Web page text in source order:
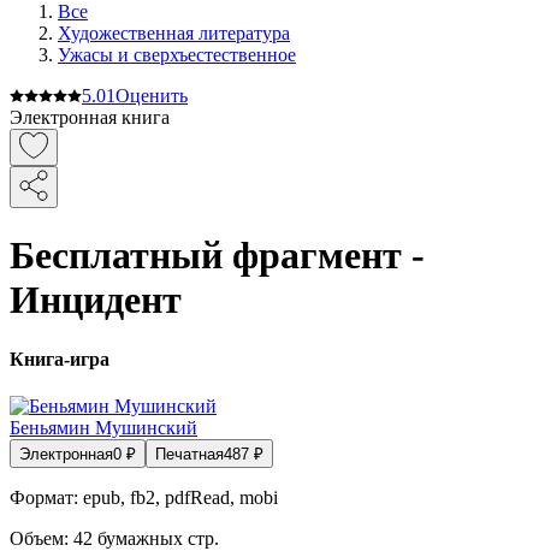
Все
Художественная литература
Ужасы и сверхъестественное
5.01Оценить
Электронная книга
Бесплатный фрагмент -
Инцидент
Книга-игра
Беньямин Мушинский
Электронная0 ₽ Печатная487 ₽
Формат: epub, fb2, pdfRead, mobi
Объем: 42 бумажных стр.